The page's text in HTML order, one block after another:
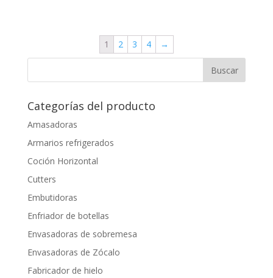
1 2 3 4 →
Categorías del producto
Amasadoras
Armarios refrigerados
Coción Horizontal
Cutters
Embutidoras
Enfriador de botellas
Envasadoras de sobremesa
Envasadoras de Zócalo
Fabricador de hielo